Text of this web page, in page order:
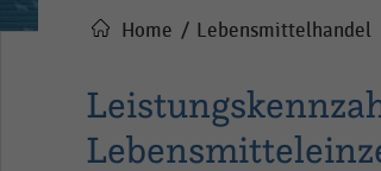
Pfadnavigation
Home Lebensmittelhandel